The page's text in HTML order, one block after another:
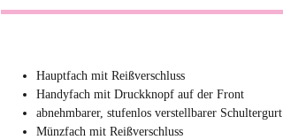
Hauptfach mit Reißverschluss
Handyfach mit Druckknopf auf der Front
abnehmbarer, stufenlos verstellbarer Schultergurt
Münzfach mit Reißverschluss